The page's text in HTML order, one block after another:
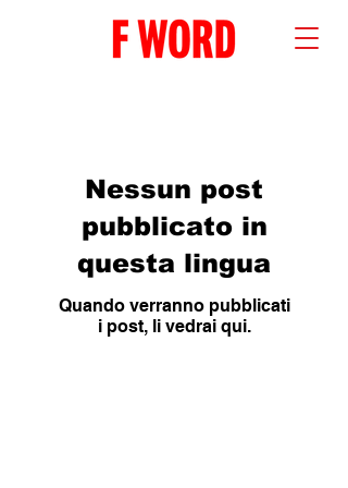
Nessun post
pubblicato in
questa lingua
Quando verranno pubblicati
i post, li vedrai qui.